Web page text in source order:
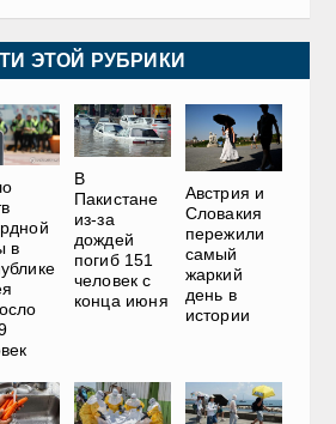
ЭТОЙ РУБРИКИ
в
В
Пакистане
из-за
дождей
погиб 151
человек с
конца июня
Австрия и
Словакия
пережили
самый
жаркий
день в
истории